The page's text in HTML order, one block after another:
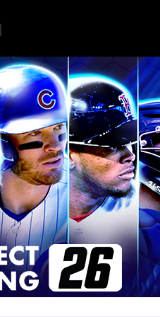
자유 게시판 가이드